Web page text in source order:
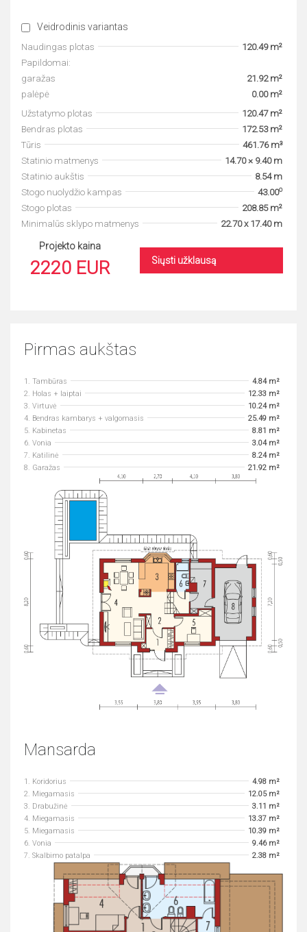
Veidrodinis variantas
Naudingas plotas
120.49 m²
Papildomai:
garažas
21.92 m²
palėpė
0.00 m²
Užstatymo plotas
120.47 m²
Bendras plotas
172.53 m²
Tūris
461.76 m³
Statinio matmenys
14.70 × 9.40 m
Statinio aukštis
8.54 m
Stogo nuolydžio kampas
43.00o
Stogo plotas
208.85 m²
Minimalūs sklypo matmenys
22.70 x 17.40 m
Projekto kaina
2220 EUR Siųsti užklausą
Pirmas aukštas
1. Tambūras
4.84 m²
2. Holas + laiptai
12.33 m²
3. Virtuvė
10.24 m²
4. Bendras kambarys + valgomasis
25.49 m²
5. Kabinetas
8.81 m²
6. Vonia
3.04 m²
7. Katilinė
8.24 m²
8. Garažas
21.92 m²
Mansarda
1. Koridorius
4.98 m²
2. Miegamasis
12.05 m²
3. Drabužinė
3.11 m²
4. Miegamasis
13.37 m²
5. Miegamasis
10.39 m²
6. Vonia
9.46 m²
7. Skalbimo patalpa
2.38 m²